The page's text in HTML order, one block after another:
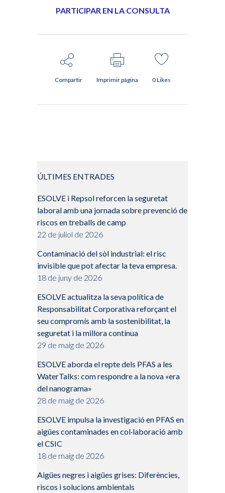
PARTICIPAR EN LA CONSULTA
Compartir Imprimir pàgina 0Likes
ÚLTIMES ENTRADES
ESOLVE i Repsol reforcen la seguretat
laboral amb una jornada sobre prevenció de
riscos en treballs de camp
22 de juliol de 2026
Contaminació del sòl industrial: el risc
invisible que pot afectar la teva empresa.
18 de juny de 2026
ESOLVE actualitza la seva política de
Responsabilitat Corporativa reforçant el
seu compromís amb la sostenibilitat, la
seguretat i la millora contínua
29 de maig de 2026
ESOLVE aborda el repte dels PFAS a les
WaterTalks: com respondre a la nova «era
del nanograma»
28 de maig de 2026
ESOLVE impulsa la investigació en PFAS en
aigües contaminades en col·laboració amb
el CSIC
18 de maig de 2026
Aigües negres i aigües grises: Diferències,
riscos i solucions ambientals